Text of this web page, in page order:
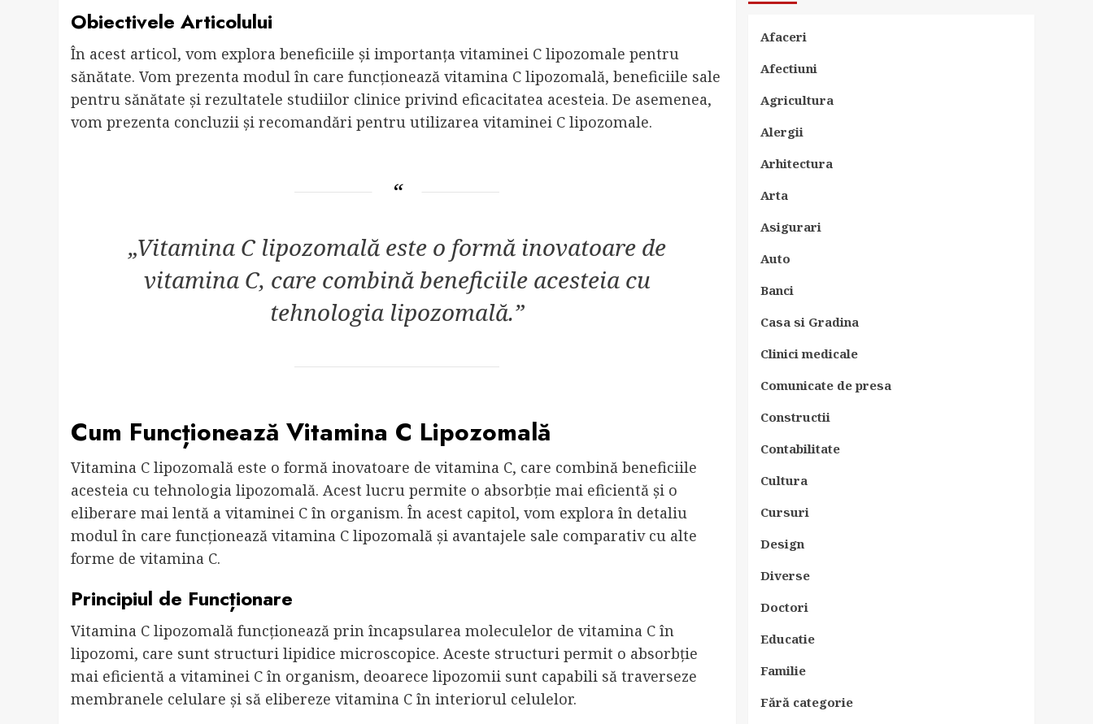
Obiectivele Articolului
În acest articol, vom explora beneficiile și importanța vitaminei C lipozomale pentru
sănătate. Vom prezenta modul în care funcționează vitamina C lipozomală, beneficiile sale
pentru sănătate și rezultatele studiilor clinice privind eficacitatea acesteia. De asemenea,
vom prezenta concluzii și recomandări pentru utilizarea vitaminei C lipozomale.
„Vitamina C lipozomală este o formă inovatoare de
vitamina C, care combină beneficiile acesteia cu
tehnologia lipozomală.”
Cum Funcționează Vitamina C Lipozomală
Vitamina C lipozomală este o formă inovatoare de vitamina C, care combină beneficiile
acesteia cu tehnologia lipozomală. Acest lucru permite o absorbție mai eficientă și o
eliberare mai lentă a vitaminei C în organism. În acest capitol, vom explora în detaliu
modul în care funcționează vitamina C lipozomală și avantajele sale comparativ cu alte
forme de vitamina C.
Principiul de Funcționare
Vitamina C lipozomală funcționează prin încapsularea moleculelor de vitamina C în
lipozomi, care sunt structuri lipidice microscopice. Aceste structuri permit o absorbție
mai eficientă a vitaminei C în organism, deoarece lipozomii sunt capabili să traverseze
membranele celulare și să elibereze vitamina C în interiorul celulelor.
Afaceri
Afectiuni
Agricultura
Alergii
Arhitectura
Arta
Asigurari
Auto
Banci
Casa si Gradina
Clinici medicale
Comunicate de presa
Constructii
Contabilitate
Cultura
Cursuri
Design
Diverse
Doctori
Educatie
Familie
Fără categorie